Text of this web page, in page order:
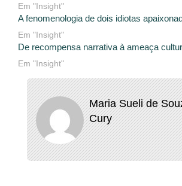
Em "Insight"
A fenomenologia de dois idiotas
Em "Insight"
De recompensa narrativa à ameaça
Em "Insight"
Maria Sueli de
Cury